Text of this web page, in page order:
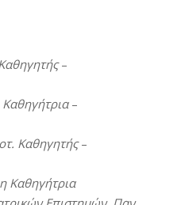
–
–
Καθηγητής–
Καθηγήτρια